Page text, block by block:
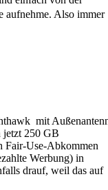
aufnehme. Also immer
mit
jetzt 250 GB
Fair-Use-Abkommen
Werbung) in
drauf, weil das auf